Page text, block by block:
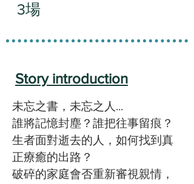
3場
未忘之書，未忘之人...
誰將記憶封塵？誰把往事留痕？
生者面對逝去的人，如何找到真
正療癒的出路？
破碎的家庭會否重新審視親情，
Story introduction